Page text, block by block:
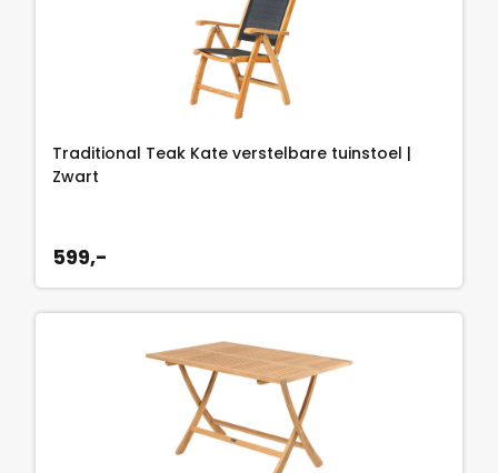
Traditional Teak Kate verstelbare tuinstoel |
Zwart
599,-